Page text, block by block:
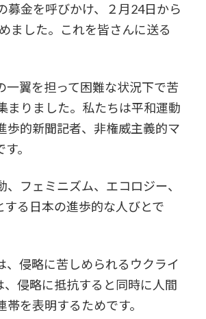
金を呼びかけ、２月24日から
ました。これを皆さんに送る
翼を担って困難な状況下で苦
まりました。私たちは平和運動
歩的新聞記者、非権威主義的マ
。
フェミニズム、エコロジー、
る日本の進歩的な人びとで
侵略に苦しめられるウクライ
侵略に抵抗すると同時に人間
を表明するためです。